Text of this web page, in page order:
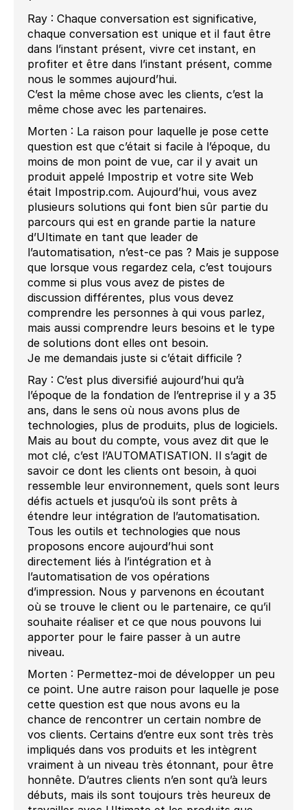
Ray : Chaque conversation est significative,
chaque conversation est unique et il faut être
dans l’instant présent, vivre cet instant, en
profiter et être dans l’instant présent, comme
nous le sommes aujourd’hui.
C’est la même chose avec les clients, c’est la
même chose avec les partenaires.
Morten : La raison pour laquelle je pose cette
question est que c’était si facile à l’époque, du
moins de mon point de vue, car il y avait un
produit appelé Impostrip et votre site Web
était Impostrip.com. Aujourd’hui, vous avez
plusieurs solutions qui font bien sûr partie du
parcours qui est en grande partie la nature
d’Ultimate en tant que leader de
l’automatisation, n’est-ce pas ? Mais je suppose
que lorsque vous regardez cela, c’est toujours
comme si plus vous avez de pistes de
discussion différentes, plus vous devez
comprendre les personnes à qui vous parlez,
mais aussi comprendre leurs besoins et le type
de solutions dont elles ont besoin.
Je me demandais juste si c’était difficile ?
Ray : C’est plus diversifié aujourd’hui qu’à
l’époque de la fondation de l’entreprise il y a 35
ans, dans le sens où nous avons plus de
technologies, plus de produits, plus de logiciels.
Mais au bout du compte, vous avez dit que le
mot clé, c’est l’AUTOMATISATION. Il s’agit de
savoir ce dont les clients ont besoin, à quoi
ressemble leur environnement, quels sont leurs
défis actuels et jusqu’où ils sont prêts à
étendre leur intégration de l’automatisation.
Tous les outils et technologies que nous
proposons encore aujourd’hui sont
directement liés à l’intégration et à
l’automatisation de vos opérations
d’impression. Nous y parvenons en écoutant
où se trouve le client ou le partenaire, ce qu’il
souhaite réaliser et ce que nous pouvons lui
apporter pour le faire passer à un autre
niveau.
Morten : Permettez-moi de développer un peu
ce point. Une autre raison pour laquelle je pose
cette question est que nous avons eu la
chance de rencontrer un certain nombre de
vos clients. Certains d’entre eux sont très très
impliqués dans vos produits et les intègrent
vraiment à un niveau très étonnant, pour être
honnête. D’autres clients n’en sont qu’à leurs
débuts, mais ils sont toujours très heureux de